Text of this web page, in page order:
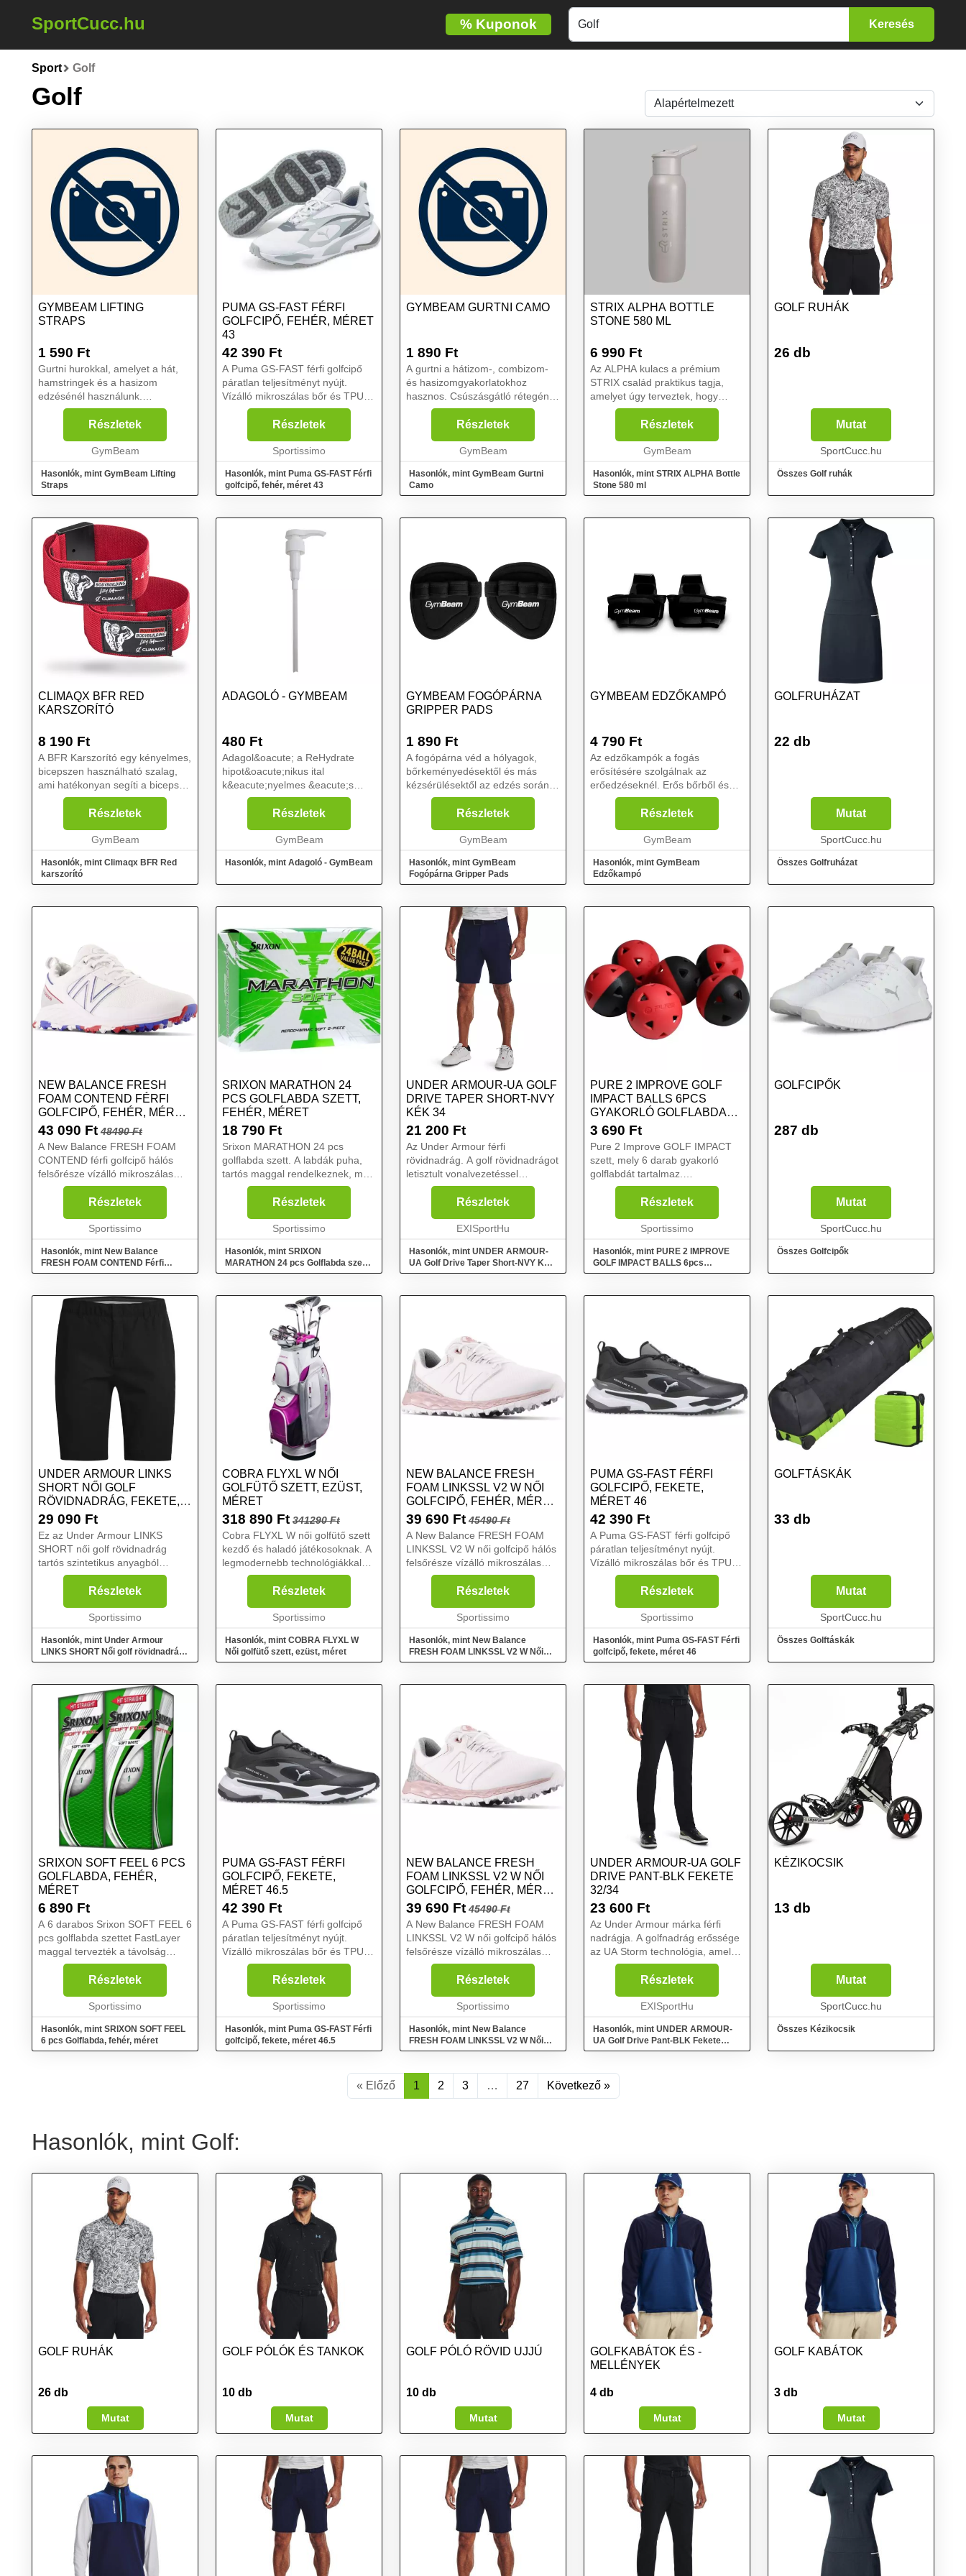
SportCucc.hu %Kuponok
Sport Golf
Golf
GYMBEAM LIFTING
STRAPS
1 590 Ft
Gurtni hurokkal, amelyet a hát,
hamstringek és a hasizom
edzésénél használunk.
A csúszásgátló rétegnek
köszönhetően erősíti a fogást és
ezáltal segít az erő és az
izomtömeg növelésénél.
Részletek
GymBeam
Hasonlók, mint GymBeam Lifting
Straps
PUMA GS-FAST FÉRFI
GOLFCIPŐ, FEHÉR, MÉRET
43
42 390 Ft
A Puma GS-FAST férfi golfcipő
páratlan teljesítményt nyújt.
Vízálló mikroszálas bőr és TPU
felsőrésszel készült, amely a
varrásoknál nagyon jól szigetelt.
A legújabb Puma Fusion Foam
technológia rendk...
Részletek
Sportissimo
Hasonlók, mint Puma GS-FAST Férfi
golfcipő, fehér, méret 43
GYMBEAM GURTNI CAMO
1 890 Ft
A gurtni a hátizom-, combizom-
és hasizomgyakorlatokhoz
hasznos. Csúszásgátló rétegének
köszönhetően erősebb fogást
biztosí, és segít az
izomnövekedésben és az erőnlét
javításában. Neoprén
Részletek
GymBeam
Hasonlók, mint GymBeam Gurtni
Camo
STRIX ALPHA BOTTLE
STONE 580 ML
6 990 Ft
Az ALPHA kulacs a prémium
STRIX család praktikus tagja,
amelyet úgy terveztek, hogy
segítsen a folyadékpótlást
ellenőrzés alatt tartani. Kiváló
minőségű rozsdamentes acélból
készült dizájnnal büszkélk...
Részletek
GymBeam
Hasonlók, mint STRIX ALPHA Bottle
Stone 580 ml
GOLF RUHÁK
26 db
Mutat
SportCucc.hu
Összes Golf ruhák
CLIMAQX BFR RED
KARSZORÍTÓ
8 190 Ft
A BFR Karszorító egy kényelmes,
bicepszen használható szalag,
ami hatékonyan segíti a bicepsz
növekedését. A szalag az aktív
izom vérkeringését korlátozza,
így az erőedzés úgy lesz
hatékonyabb, hogy n...
Részletek
GymBeam
Hasonlók, mint Climaqx BFR Red
karszorító
ADAGOLÓ - GYMBEAM
480 Ft
Adagol&oacute; a ReHydrate
hipot&oacute;nikus ital
k&eacute;nyelmes &eacute;s
egyszerű
adagol&aacute;s&aacute;hoz. Az
adagol&oacute;
anyag&aacute;nak
enged a sz&ouml;rpbe se...
Részletek
GymBeam
Hasonlók, mint Adagoló - GymBeam
GYMBEAM FOGÓPÁRNA
GRIPPER PADS
1 890 Ft
A fogópárna véd a hólyagok,
bőrkeményedésektől és más
kézsérülésektől az edzés során.
Az ujjak rögzítésére szolgáló
hurkokkal, bújtatókkal van
felszerelve az erős fogáshoz,
ergonomikus alakjuk van és ...
Részletek
GymBeam
Hasonlók, mint GymBeam
Fogópárna Gripper Pads
GYMBEAM EDZŐKAMPÓ
4 790 Ft
Az edzőkampók a fogás
erősítésére szolgálnak az
erőedzéseknél. Erős bőrből és
edzett acélból készültek,
tépőzáras, amely a nagyon nagy
terhelést is kibírja és hosszú az
élettartama. Az edzőkampóknak
Részletek
GymBeam
Hasonlók, mint GymBeam
Edzőkampó
GOLFRUHÁZAT
22 db
Mutat
SportCucc.hu
Összes Golfruházat
NEW BALANCE FRESH
FOAM CONTEND FÉRFI
GOLFCIPŐ, FEHÉR, MÉRET
43
43 090 Ft 48490 Ft
A New Balance FRESH FOAM
CONTEND férfi golfcipő hálós
felsőrésze vízálló mikroszálas
bőrből készült....
Részletek
Sportissimo
Hasonlók, mint New Balance
FRESH FOAM CONTEND Férfi
golfcipő, fehér, méret 43
SRIXON MARATHON 24
PCS GOLFLABDA SZETT,
FEHÉR, MÉRET
18 790 Ft
Srixon MARATHON 24 pcs
golflabda szett. A labdák puha,
tartós maggal rendelkeznek, mely
a héjjal együtt a gyorsaságot és a
nagy távolságot segíti...
Részletek
Sportissimo
Hasonlók, mint SRIXON
MARATHON 24 pcs Golflabda szett,
fehér, méret
UNDER ARMOUR-UA GOLF
DRIVE TAPER SHORT-NVY
KÉK 34
21 200 Ft
Az Under Armour férfi
rövidnadrág. A golf rövidnadrágot
letisztult vonalvezetéssel
tervezték. A golf rövidnadrág
előnye az UA Storm technológia,
amely vízálló felületet biztosít. A
golf rövidnadrág 4-...
Részletek
EXISportHu
Hasonlók, mint UNDER ARMOUR-
UA Golf Drive Taper Short-NVY Kék
34
PURE 2 IMPROVE GOLF
IMPACT BALLS 6PCS
GYAKORLÓ GOLFLABDA
SZETT, FEKETE, MÉRET
3 690 Ft
Pure 2 Improve GOLF IMPACT
szett, mely 6 darab gyakorló
golflabdát tartalmaz.
Nagyszerűen helyettesítik a
edzéshez tervezett hagyományos
műanyag golflabdákat. Bármilyen
gyakorlás során használhatók.
Részletek
Sportissimo
Hasonlók, mint PURE 2 IMPROVE
GOLF IMPACT BALLS 6pcs
Gyakorló golflabda szett, fekete,
GOLFCIPŐK
287 db
Mutat
SportCucc.hu
Összes Golfcipők
UNDER ARMOUR LINKS
SHORT NŐI GOLF
RÖVIDNADRÁG, FEKETE,
MÉRET
29 090 Ft
Ez az Under Armour LINKS
SHORT női golf rövidnadrág
tartós szintetikus anyagból
készült, mely remekül elvezeti a
nedvességet és gyorsan szárad.
4-Way Stretch technológiával van
ellátva, aminek köszönh...
Részletek
Sportissimo
Hasonlók, mint Under Armour
LINKS SHORT Női golf rövidnadrág,
fekete, méret
COBRA FLYXL W NŐI
GOLFÜTŐ SZETT, EZÜST,
MÉRET
318 890 Ft 341290 Ft
Cobra FLYXL W női golfütő szett
kezdő és haladó játékosoknak. A
legmodernebb technológiákkal
készült. Az ütők grafit shafttal és
regular flexszel rendelkeznek....
Részletek
Sportissimo
Hasonlók, mint COBRA FLYXL W
Női golfütő szett, ezüst, méret
NEW BALANCE FRESH
FOAM LINKSSL V2 W NŐI
GOLFCIPŐ, FEHÉR, MÉRET
41
39 690 Ft 45490 Ft
A New Balance FRESH FOAM
LINKSSL V2 W női golfcipő hálós
felsőrésze vízálló mikroszálas
bőrből készült....
Részletek
Sportissimo
Hasonlók, mint New Balance
FRESH FOAM LINKSSL V2 W Női
golfcipő, fehér, méret 41
PUMA GS-FAST FÉRFI
GOLFCIPŐ, FEKETE,
MÉRET 46
42 390 Ft
A Puma GS-FAST férfi golfcipő
páratlan teljesítményt nyújt.
Vízálló mikroszálas bőr és TPU
felsőrésszel készült, amely a
varrásoknál nagyon jól szigetelt.
A legújabb Puma Fusion Foam
technológia rendk...
Részletek
Sportissimo
Hasonlók, mint Puma GS-FAST Férfi
golfcipő, fekete, méret 46
GOLFTÁSKÁK
33 db
Mutat
SportCucc.hu
Összes Golftáskák
SRIXON SOFT FEEL 6 PCS
GOLFLABDA, FEHÉR,
MÉRET
6 890 Ft
A 6 darabos Srixon SOFT FEEL 6
pcs golflabda szettet FastLayer
maggal tervezték a távolság
növelése érdekében, amely
minden ütésnél plusz pörgést és
puha érzetet biztosít....
Részletek
Sportissimo
Hasonlók, mint SRIXON SOFT FEEL
6 pcs Golflabda, fehér, méret
PUMA GS-FAST FÉRFI
GOLFCIPŐ, FEKETE,
MÉRET 46.5
42 390 Ft
A Puma GS-FAST férfi golfcipő
páratlan teljesítményt nyújt.
Vízálló mikroszálas bőr és TPU
felsőrésszel készült, amely a
varrásoknál nagyon jól szigetelt.
A legújabb Puma Fusion Foam
technológia rendk...
Részletek
Sportissimo
Hasonlók, mint Puma GS-FAST Férfi
golfcipő, fekete, méret 46.5
NEW BALANCE FRESH
FOAM LINKSSL V2 W NŐI
GOLFCIPŐ, FEHÉR, MÉRET
37.5
39 690 Ft 45490 Ft
A New Balance FRESH FOAM
LINKSSL V2 W női golfcipő hálós
felsőrésze vízálló mikroszálas
bőrből készült....
Részletek
Sportissimo
Hasonlók, mint New Balance
FRESH FOAM LINKSSL V2 W Női
golfcipő, fehér, méret 37.5
UNDER ARMOUR-UA GOLF
DRIVE PANT-BLK FEKETE
32/34
23 600 Ft
Az Under Armour márka férfi
nadrágja. A golfnadrág erőssége
az UA Storm technológia, amely
biztosítja a felszíni vízállóságot. A
férfi nadrágokat a
funkcionalitásra fektetve
tervezték. A rugalmas deré...
Részletek
EXISportHu
Hasonlók, mint UNDER ARMOUR-
UA Golf Drive Pant-BLK Fekete
32/34
KÉZIKOCSIK
13 db
Mutat
SportCucc.hu
Összes Kézikocsik
« Előző 1 2 3 … 27 Következő »
Hasonlók, mint Golf:
GOLF RUHÁK
26 db
Mutat
GOLF PÓLÓK ÉS TANKOK
10 db
Mutat
GOLF PÓLÓ RÖVID UJJÚ
10 db
Mutat
GOLFKABÁTOK ÉS -
MELLÉNYEK
4 db
Mutat
GOLF KABÁTOK
3 db
Mutat